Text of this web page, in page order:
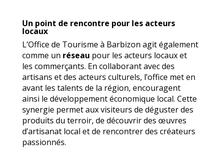
Un point de rencontre pour les acteurs
locaux
L’Office de Tourisme à Barbizon agit également
comme un réseau pour les acteurs locaux et
les commerçants. En collaborant avec des
artisans et des acteurs culturels, l’office met en
avant les talents de la région, encouragent
ainsi le développement économique local. Cette
synergie permet aux visiteurs de déguster des
produits du terroir, de découvrir des œuvres
d’artisanat local et de rencontrer des créateurs
passionnés.